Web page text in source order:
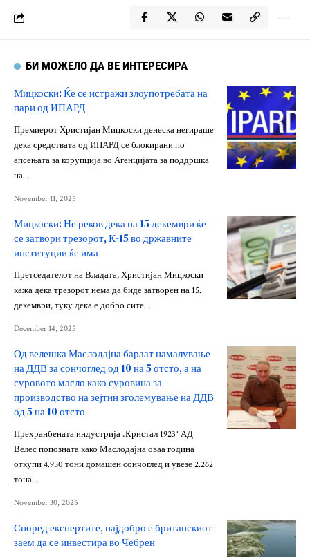
БИ МОЖЕЛО ДА ВЕ ИНТЕРЕСИРА
Мицкоски: Ќе се истражи злоупотребата на
пари од ИПАРД
Премиерот Христијан Мицкоски денеска негираше
дека средствата од ИПАРД се блокирани по
апсењата за корупција во Агенцијата за поддршка
на…
November 11, 2025
Мицкоски: Не реков дека на 15 декември ќе
се затвори трезорот, К-15 во државните
институции ќе има
Претседателот на Владата, Христијан Мицкоски
кажа дека трезорот нема да биде затворен на 15.
декември, туку дека е добро сите…
December 14, 2025
Од велешка Маслодајна бараат намалување
на ДДВ за сончоглед од 10 на 5 отсто, а на
суровото масло како суровина за
производство на зејтин зголемување на ДДВ
од 5 на 10 отсто
Прехранбената индустрија „Кристал 1923“ АД
Велес попозната како Маслодајна оваа година
откупи 4.950 тони домашен сончоглед и увезе 2.262
тона…
November 30, 2025
Според експертите, најдобро е британскиот
заем да се инвестира во Чебрен